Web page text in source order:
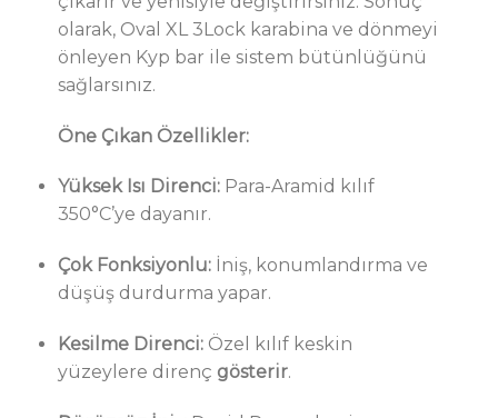
olarak, Oval XL 3Lock karabina ve dönmeyi
önleyen Kyp bar ile sistem bütünlüğünü
sağlarsınız.
Öne Çıkan Özellikler:
Yüksek Isı Direnci:Para-Aramid kılıf
350°C’ye dayanır.
Çok Fonksiyonlu:İniş, konumlandırma ve
düşüş durdurma yapar.
Kesilme Direnci:Özel kılıf keskin
yüzeylere direnç gösterir.